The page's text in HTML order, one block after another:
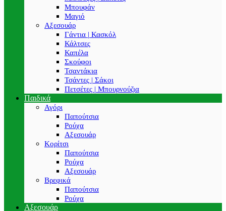
Μπουφάν
Μαγιό
Αξεσουάρ
Γάντια | Κασκόλ
Κάλτσες
Καπέλα
Σκούφοι
Τσαντάκια
Τσάντες | Σάκοι
Πετσέτες | Μπουρνούζια
Παιδικά
Αγόρι
Παπούτσια
Ρούχα
Αξεσουάρ
Κορίτσι
Παπούτσια
Ρούχα
Αξεσουάρ
Βρεφικά
Παπούτσια
Ρούχα
Αξεσουάρ